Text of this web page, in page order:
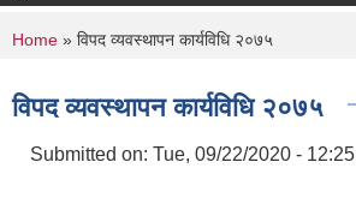
You are here
Home » विपद व्यवस्थापन कार्यविधि २०७५
विपद व्यवस्थापन कार्यविधि २०७५
Submitted on: Tue, 09/22/2020 - 12:25